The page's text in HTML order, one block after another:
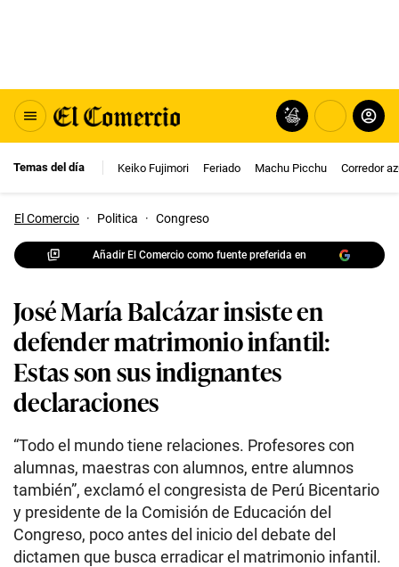
Temas del día Keiko Fujimori Feriado Machu Picchu Corredor
El Comercio · Politica · Congreso
Añadir El Comercio como fuente preferida en
José María Balcázar insiste en
defender matrimonio infantil:
Estas son sus indignantes
declaraciones
“Todo el mundo tiene relaciones. Profesores con
alumnas, maestras con alumnos, entre alumnos
también”, exclamó el congresista de Perú Bicentario
y presidente de la Comisión de Educación del
Congreso, poco antes del inicio del debate del
dictamen que busca erradicar el matrimonio infantil.